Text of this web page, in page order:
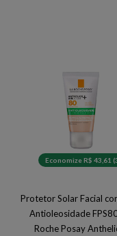
Economize R$ 43,61
Protetor Solar Facial
Antioleosidade
Roche Posay